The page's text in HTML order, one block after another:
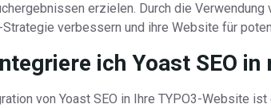
erzielen. Durch die
Strategie verbessern und ihre Website für
ich Yoast SEO
von Yoast SEO in Ihre TYPO3-Website